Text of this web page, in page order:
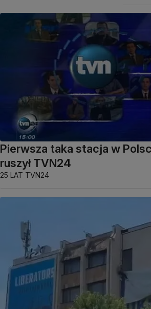
Pierwsza taka stacja w
ruszył TVN24
25 LAT TVN24